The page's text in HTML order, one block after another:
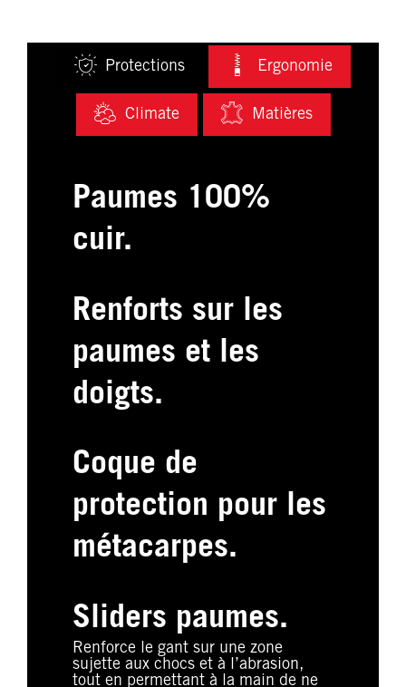
Protections Ergonomie
Climate Matières
Paumes 100%
cuir.
Renforts sur les
paumes et les
doigts.
Coque de
protection pour les
métacarpes.
Sliders paumes.
Renforce le gant sur une zone
sujette aux chocs et à l’abrasion,
tout en permettant à la main de ne